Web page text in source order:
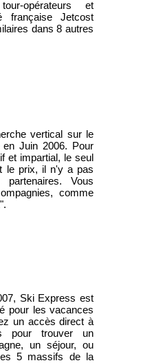
opérateurs et
française Jetcost
dans 8 autres
vertical sur le
Juin 2006. Pour
et impartial, le seul
le prix, il n'y a pas
Vous
comme
Ski Express est
pour les vacances
un accès direct à
pour trouver un
un séjour, ou
5 massifs de la